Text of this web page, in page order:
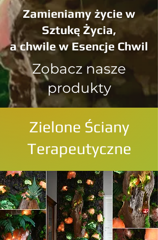
Zamieniamy życie w
Sztukę Życia,
a chwile w Esencje Chwil
Zobacz nasze
produkty
Zielone Ściany
Terapeutyczne